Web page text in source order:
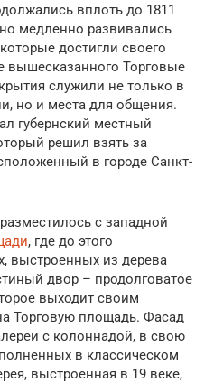
вплоть до 1811
медленно развивались
достигли своего
вышесказанного Торговые
служили не только в
но и места для общения.
губернский местный
решил взять за
в городе Санкт-
с западной
, где до этого
выстроенных из дерева
двор – продолговатое
выходит своим
Торговую площадь. Фасад
с колоннадой, в свою
в классическом
выстроенная в 19 веке,